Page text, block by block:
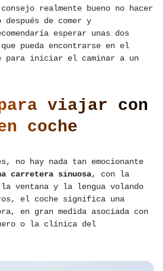
realmente bueno no hacer
de comer y
esperar unas dos
pueda encontrarse en el
para iniciar el caminar a un
viajar con
coche
no hay nada tan emocionante
carretera sinuosa, con la
la ventana y la lengua volando
el coche significa una
en gran medida asociada con
o la clínica del